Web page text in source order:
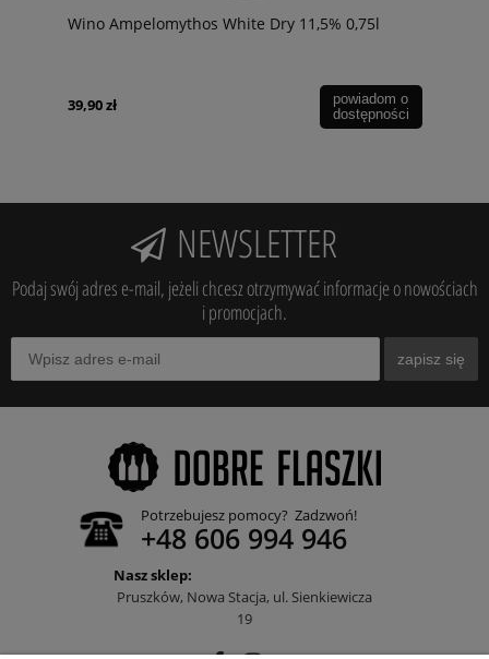
Wino Ampelomythos White Dry 11,5% 0,75l
39,90 zł
powiadom o
dostępności
NEWSLETTER
Podaj swój adres e-mail, jeżeli chcesz otrzymywać informacje o nowościach
i promocjach.
zapisz się
Potrzebujesz pomocy? Zadzwoń!
+48 606 994 946
Nasz sklep:
Pruszków, Nowa Stacja, ul. Sienkiewicza
19